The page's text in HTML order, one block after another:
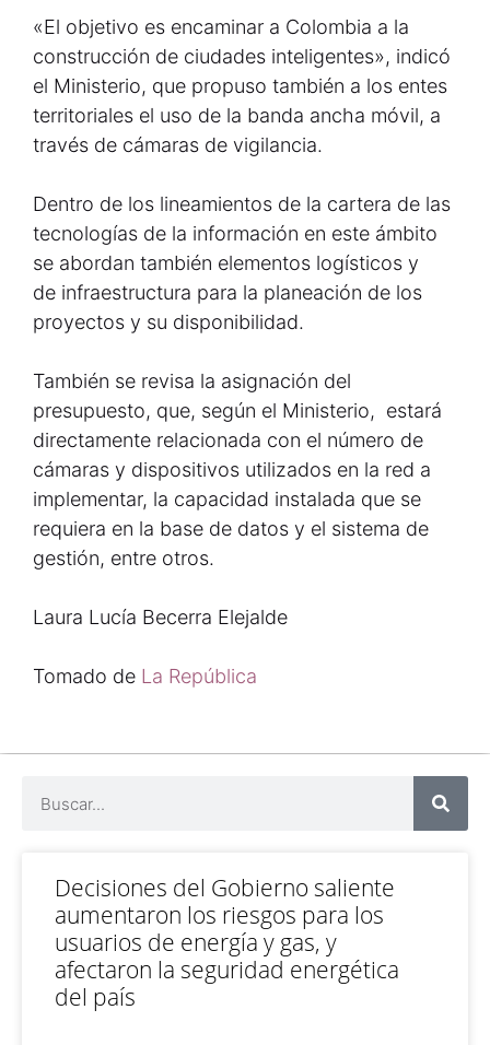
«El objetivo es encaminar a Colombia a la
construcción de ciudades inteligentes», indicó
el Ministerio, que propuso también a los entes
territoriales el uso de la banda ancha móvil, a
través de cámaras de vigilancia.
Dentro de los lineamientos de la cartera de las
tecnologías de la información en este ámbito
se abordan también elementos logísticos y
de infraestructura para la planeación de los
proyectos y su disponibilidad.
También se revisa la asignación del
presupuesto, que, según el Ministerio, estará
directamente relacionada con el número de
cámaras y dispositivos utilizados en la red a
implementar, la capacidad instalada que se
requiera en la base de datos y el sistema de
gestión, entre otros.
Laura Lucía Becerra Elejalde
Tomado de La República
Decisiones del Gobierno saliente
aumentaron los riesgos para los
usuarios de energía y gas, y
afectaron la seguridad energética
del país